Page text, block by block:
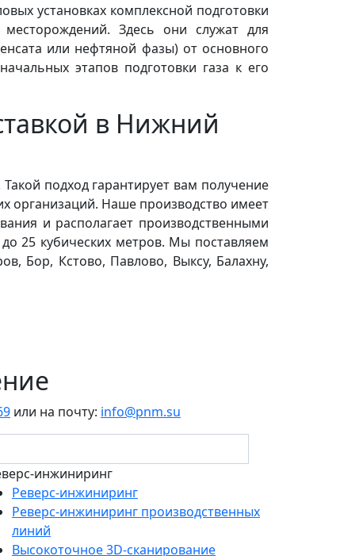
установках комплексной подготовки
Здесь они служат для
или нефтяной фазы) от основного
этапов подготовки газа к его
в Нижний
подход гарантирует вам получение
организаций. Наше производство имеет
и располагает производственными
25 кубических метров. Мы поставляем
Бор, Кстово, Павлово, Выксу, Балахну,
или на почту: info@pnm.su
инжиниринг
Реверс-инжиниринг
Реверс-инжиниринг производственных
линий
Высокоточное 3D-сканирование